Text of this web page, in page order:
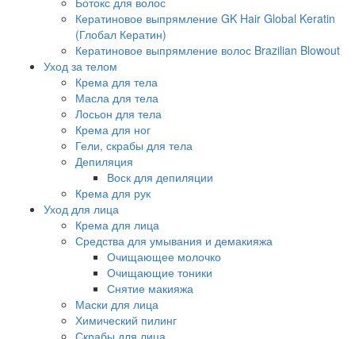
Кератиновое выпрямление GK Hair Global Keratin
(Глобал Кератин)
Кератиновое выпрямление волос Brazilian Blowout
Уход за телом
Крема для тела
Масла для тела
Лосьон для тела
Крема для ног
Гели, скрабы для тела
Депиляция
Воск для депиляции
Крема для рук
Уход для лица
Крема для лица
Средства для умывания и демакияжа
Очищающее молочко
Очищающие тоники
Снятие макияжа
Маски для лица
Химический пилинг
Скрабы для лица